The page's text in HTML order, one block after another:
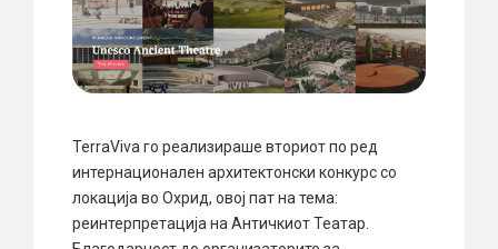
TerraViva го реализираше вториот по ред
интернационален архитектонски конкурс со
локација во Охрид, овој пат на тема:
реинтерпретација на Античкиот Театар.